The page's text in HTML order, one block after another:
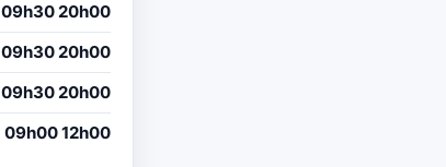
09h30 20h00
09h30 20h00
09h30 20h00
09h00 12h00